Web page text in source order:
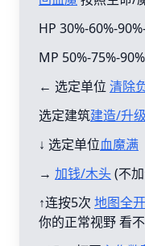
HP 30%-60%-
MP 50%-75%-
← 选定单位 清除
选定建筑建造/升
↓ 选定单位血魔满
→ 加钱/木头(不
↑连按5次 地图全开
你的正常视野 看